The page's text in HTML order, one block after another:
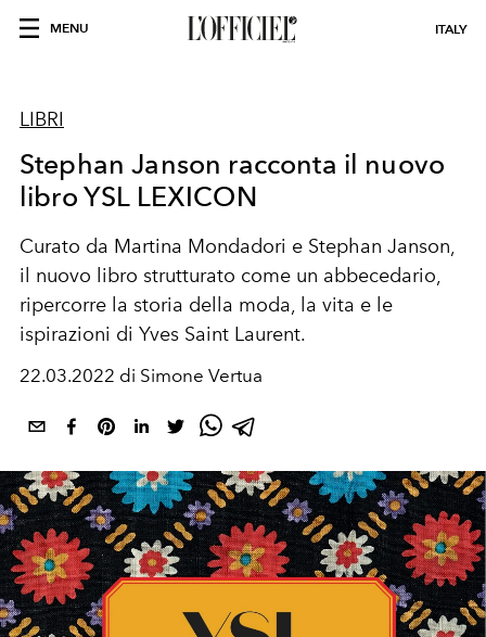
MENU ITALY
LIBRI
Stephan Janson racconta il nuovo
libro YSL LEXICON
Curato da Martina Mondadori e Stephan Janson,
il nuovo libro strutturato come un abbecedario,
ripercorre la storia della moda, la vita e le
ispirazioni di Yves Saint Laurent.
22.03.2022 di Simone Vertua